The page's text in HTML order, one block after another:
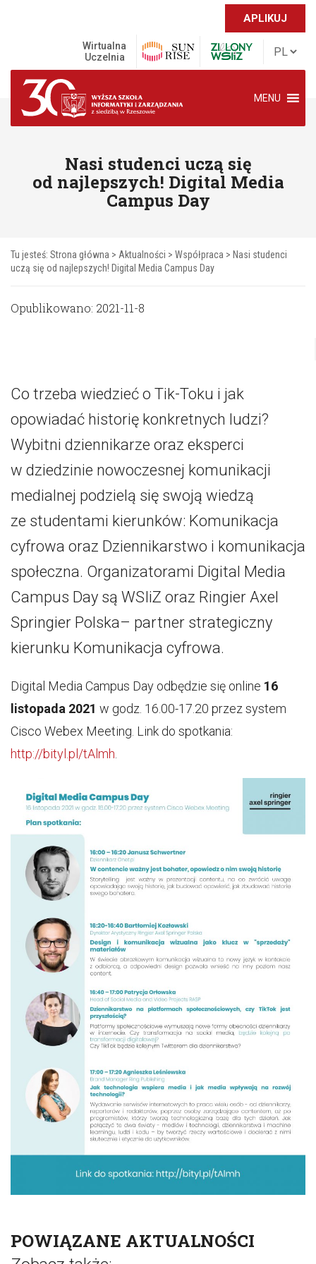
APLIKUJ
Wirtualna
Uczelnia
MENU
Nasi studenci uczą się
od najlepszych! Digital Media
Campus Day
Tu jesteś: Strona główna > Aktualności > Współpraca > Nasi studenci
uczą się od najlepszych! Digital Media Campus Day
Opublikowano: 2021-11-8
Co trzeba wiedzieć o Tik-Toku i jak
opowiadać historię konkretnych ludzi?
Wybitni dziennikarze oraz eksperci
w dziedzinie nowoczesnej komunikacji
medialnej podzielą się swoją wiedzą
ze studentami kierunków: Komunikacja
cyfrowa oraz Dziennikarstwo i komunikacja
społeczna. Organizatorami Digital Media
Campus Day są WSIiZ oraz Ringier Axel
Springier Polska– partner strategiczny
kierunku Komunikacja cyfrowa.
Digital Media Campus Day odbędzie się online 16
listopada 2021 w godz. 16.00-17.20 przez system
Cisco Webex Meeting. Link do spotkania:
http://bityl.pl/tAlmh
POWIĄZANE AKTUALNOŚCI